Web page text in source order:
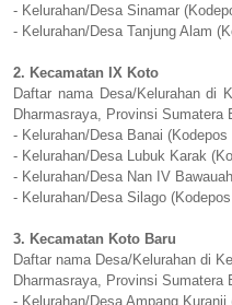
- Kelurahan/Desa Sinamar
- Kelurahan/Desa Tanjung Alam
2. Kecamatan IX Koto
Daftar nama Desa/Kelurahan di
Dharmasraya, Provinsi Sumatera
- Kelurahan/Desa Banai (Kodepos
- Kelurahan/Desa Lubuk Karak
- Kelurahan/Desa Nan IV
- Kelurahan/Desa Silago
3. Kecamatan Koto Baru
Daftar nama Desa/Kelurahan di
Dharmasraya, Provinsi Sumatera
- Kelurahan/Desa Ampang